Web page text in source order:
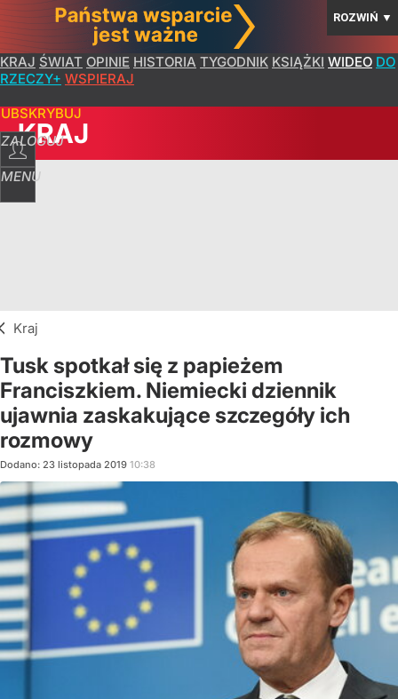
ROZWIŃ ▼
KRAJ ŚWIAT OPINIE HISTORIA TYGODNIK KSIĄŻKI WIDEO DO
RZECZY+ WSPIERAJ
ZALOGUJ
MENU
KRAJ
Kraj
Tusk spotkał się z papieżem
Franciszkiem. Niemiecki dziennik
ujawnia zaskakujące szczegóły ich
rozmowy
Dodano: 23 listopada 2019 10:38